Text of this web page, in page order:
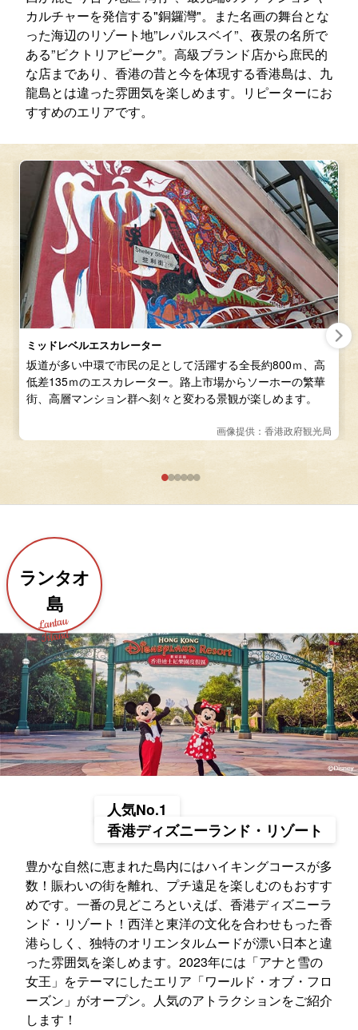
カルチャーを発信する"銅鑼灣"。また名画の舞台とな
った海辺のリゾート地”レパルスベイ”、夜景の名所で
ある”ビクトリアピーク”。高級ブランド店から庶民的
な店まであり、香港の昔と今を体現する香港島は、九
龍島とは違った雰囲気を楽しめます。リピーターにお
すすめのエリアです。
画像提供：香港政府観光局
ミッドレベルエスカレーター
坂道が多い中環で市民の足として活躍する全長約800ｍ、高
低差135ｍのエスカレーター。路上市場からソーホーの繁華
街、高層マンション群へ刻々と変わる景観が楽しめます。
ランタオ
島
Lantau
Island
人気No.1
香港ディズニーランド・リゾート
豊かな自然に恵まれた島内にはハイキングコースが多
数！賑わいの街を離れ、プチ遠足を楽しむのもおすす
めです。一番の見どころといえば、香港ディズニーラ
ンド・リゾート！西洋と東洋の文化を合わせもった香
港らしく、独特のオリエンタルムードが漂い日本と違
った雰囲気を楽しめます。2023年には「アナと雪の
女王」をテーマにしたエリア「ワールド・オブ・フロ
ーズン」がオープン。人気のアトラクションをご紹介
します！